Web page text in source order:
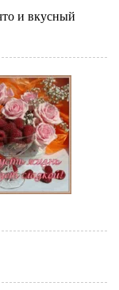
и вкусный